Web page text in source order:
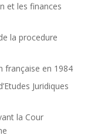
et les finances
la procedure
française en 1984
Juridiques
la Cour